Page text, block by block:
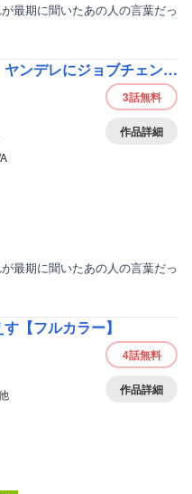
最期に聞いたあの人の言葉だっ
私を殺したワンコ系騎士様が、ヤンデレにジョブチェンジして今日も命を狙ってくる【分冊版】
3話無料
作品詳細
最期に聞いたあの人の言葉だっ
【フルカラー】
4話無料
作品詳細